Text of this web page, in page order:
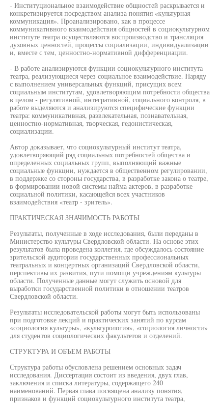
- Институциональное взаимодействие общностей раскрывается и
конкретизируется посредством анализа понятия «культурная
коммуникация». Проанализировано, как в процессе
коммуникативного взаимодействия общностей в социокультурном
институте театра осуществляются воспроизводство и трансляция
духовных ценностей, процессы социализации, индивидуализации
и, вместе с тем, ценностно-нормативной дифференциации.
- В работе анализируются функции социокультурного института
театра, реализующиеся через социальное взаимодействие. Наряду
с выполнением универсальных функций, присущих всем
социальным институтам, удовлетворяющим потребности общества
в целом - регулятивной, интегративной, социального контроля, в
работе выделяются и анализируются специфические функции
театра: коммуникативная, развлекательная, познавательная,
ценностно-нормативная, творческая, гедонистическая,
социализации.
Автор доказывает, что социокультурный институт театра,
удовлетворяющий ряд социальных потребностей общества и
определенных социальных групп, выполняющий важные
социальные функции, нуждается в общественном регулировании,
в поддержке со стороны государства, в разработке закона о театре,
в формировании новой системы найма актеров, в разработке
социальной политики, касающейся всех участников
взаимодействия «театр - зритель».
ПРАКТИЧЕСКАЯ ЗНАЧИМОСТЬ РАБОТЫ
Результаты, полученные в ходе исследования, были переданы в
Министерство культуры Свердловской области. На основе этих
результатов была проведена коллегия, где обсуждалось состояние
зрительской аудитории государственных профессиональных
театральных и концертных организаций Свердловской области,
перспективы их развития, пути помощи учреждениям культуры
области. Полученные данные могут служить основой для
выработки государственной политики в отношении театров
Свердловской области.
Результаты исследовательской работы могут быть использованы
при подготовке лекций и практических занятий по курсам
«социология культуры», «культурология», «социология личности»
для студентов социологических факультетов и отделений.
СТРУКТУРА И ОБЪЕМ РАБОТЫ
Структура работы обусловлена решением основных задач
исследования. Диссертация состоит из введения, двух глав,
заключения и списка литературы, содержащего 240
наименований. Первая глава посвящена анализу понятия,
признаков и функций социокультурного института театра,